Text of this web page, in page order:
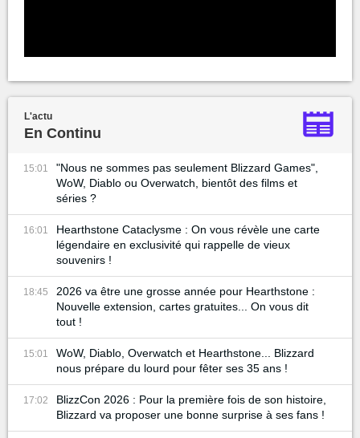
L'actu
En Continu
15:01
"Nous ne sommes pas seulement Blizzard Games",
WoW, Diablo ou Overwatch, bientôt des films et
séries ?
16:01
Hearthstone Cataclysme : On vous révèle une carte
légendaire en exclusivité qui rappelle de vieux
souvenirs !
18:45
2026 va être une grosse année pour Hearthstone :
Nouvelle extension, cartes gratuites... On vous dit
tout !
15:01
WoW, Diablo, Overwatch et Hearthstone... Blizzard
nous prépare du lourd pour fêter ses 35 ans !
17:02
BlizzCon 2026 : Pour la première fois de son histoire,
Blizzard va proposer une bonne surprise à ses fans !